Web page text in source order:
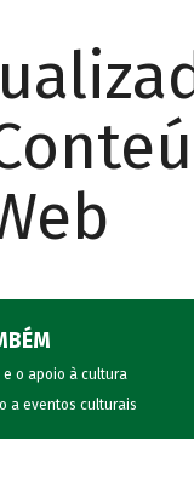
e o apoio à cultura
a eventos culturais